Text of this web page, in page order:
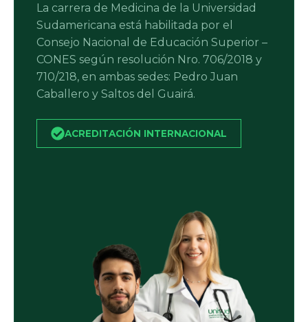
La carrera de Medicina de la Universidad
Sudamericana está habilitada por el
Consejo Nacional de Educación Superior –
CONES según resolución Nro. 706/2018 y
710/218, en ambas sedes: Pedro Juan
Caballero y Saltos del Guairá.
ACREDITACIÓN INTERNACIONAL